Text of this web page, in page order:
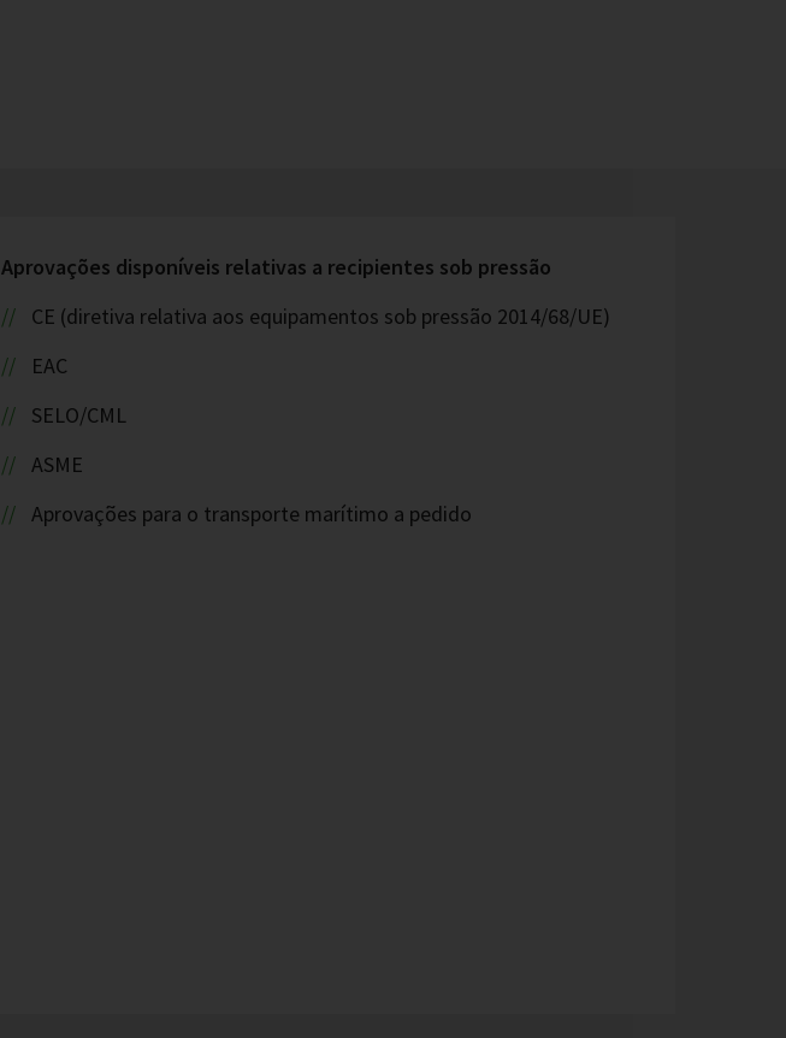
Aprovações disponíveis relativas a recipientes sob pressão
CE (diretiva relativa aos equipamentos sob pressão 2014/68/UE)
EAC
SELO/CML
ASME
Aprovações para o transporte marítimo a pedido